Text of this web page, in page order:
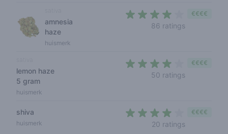
amnesia
haze
huismerk
86 ratings
€€€€
lemon haze
5 gram
huismerk
50 ratings
€€€€
shiva
huismerk 20 ratings
€€€€